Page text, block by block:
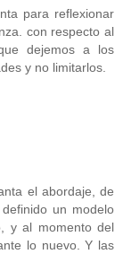
para reflexionar
con respecto al
dejemos a los
y no limitarlos.
el abordaje, de
un modelo
y al momento del
lo nuevo. Y las